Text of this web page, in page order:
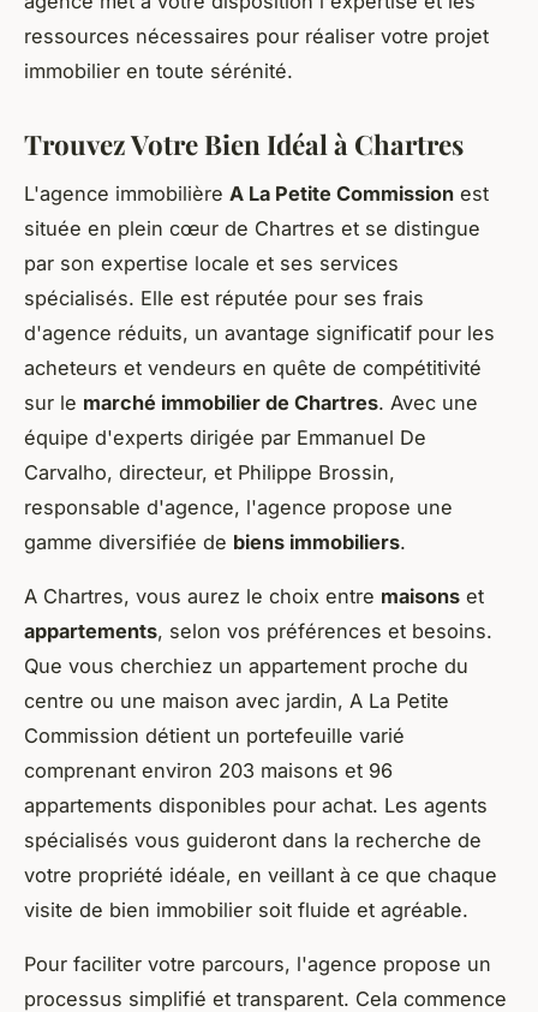
ressources nécessaires pour réaliser votre projet
immobilier en toute sérénité.
Trouvez Votre Bien Idéal à Chartres
L'agence immobilière A La Petite Commission est
située en plein cœur de Chartres et se distingue
par son expertise locale et ses services
spécialisés. Elle est réputée pour ses frais
d'agence réduits, un avantage significatif pour les
acheteurs et vendeurs en quête de compétitivité
sur le marché immobilier de Chartres. Avec une
équipe d'experts dirigée par Emmanuel De
Carvalho, directeur, et Philippe Brossin,
responsable d'agence, l'agence propose une
gamme diversifiée de biens immobiliers.
A Chartres, vous aurez le choix entre maisons et
appartements, selon vos préférences et besoins.
Que vous cherchiez un appartement proche du
centre ou une maison avec jardin, A La Petite
Commission détient un portefeuille varié
comprenant environ 203 maisons et 96
appartements disponibles pour achat. Les agents
spécialisés vous guideront dans la recherche de
votre propriété idéale, en veillant à ce que chaque
visite de bien immobilier soit fluide et agréable.
Pour faciliter votre parcours, l'agence propose un
processus simplifié et transparent. Cela commence